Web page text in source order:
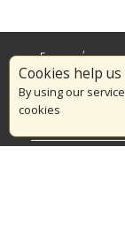
Cookies help
By using our
cookies
Επικαιρότητα
Το